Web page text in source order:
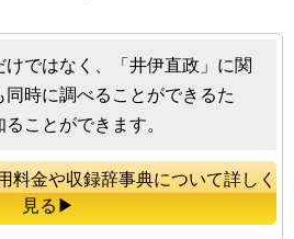
けではなく、「井伊直政」に関
時に調べることができるた
ことができます。
料金や収録辞事典について詳しく
見る▶